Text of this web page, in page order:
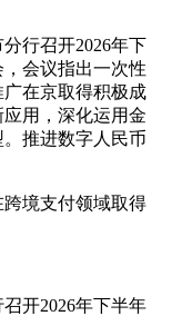
行召开2026年下
会议指出一次性
在京取得积极成
用，深化运用金
推进数字人民币
境支付领域取得
开2026年下半年